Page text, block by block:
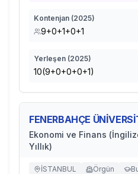
Kontenjan (2025)
9+0+1+0+1
Yerleşen (2025)
10(9+0+0+0+1)
FENERBAHÇE
Ekonomi ve Finans
Yıllık)
İSTANBUL Örgün